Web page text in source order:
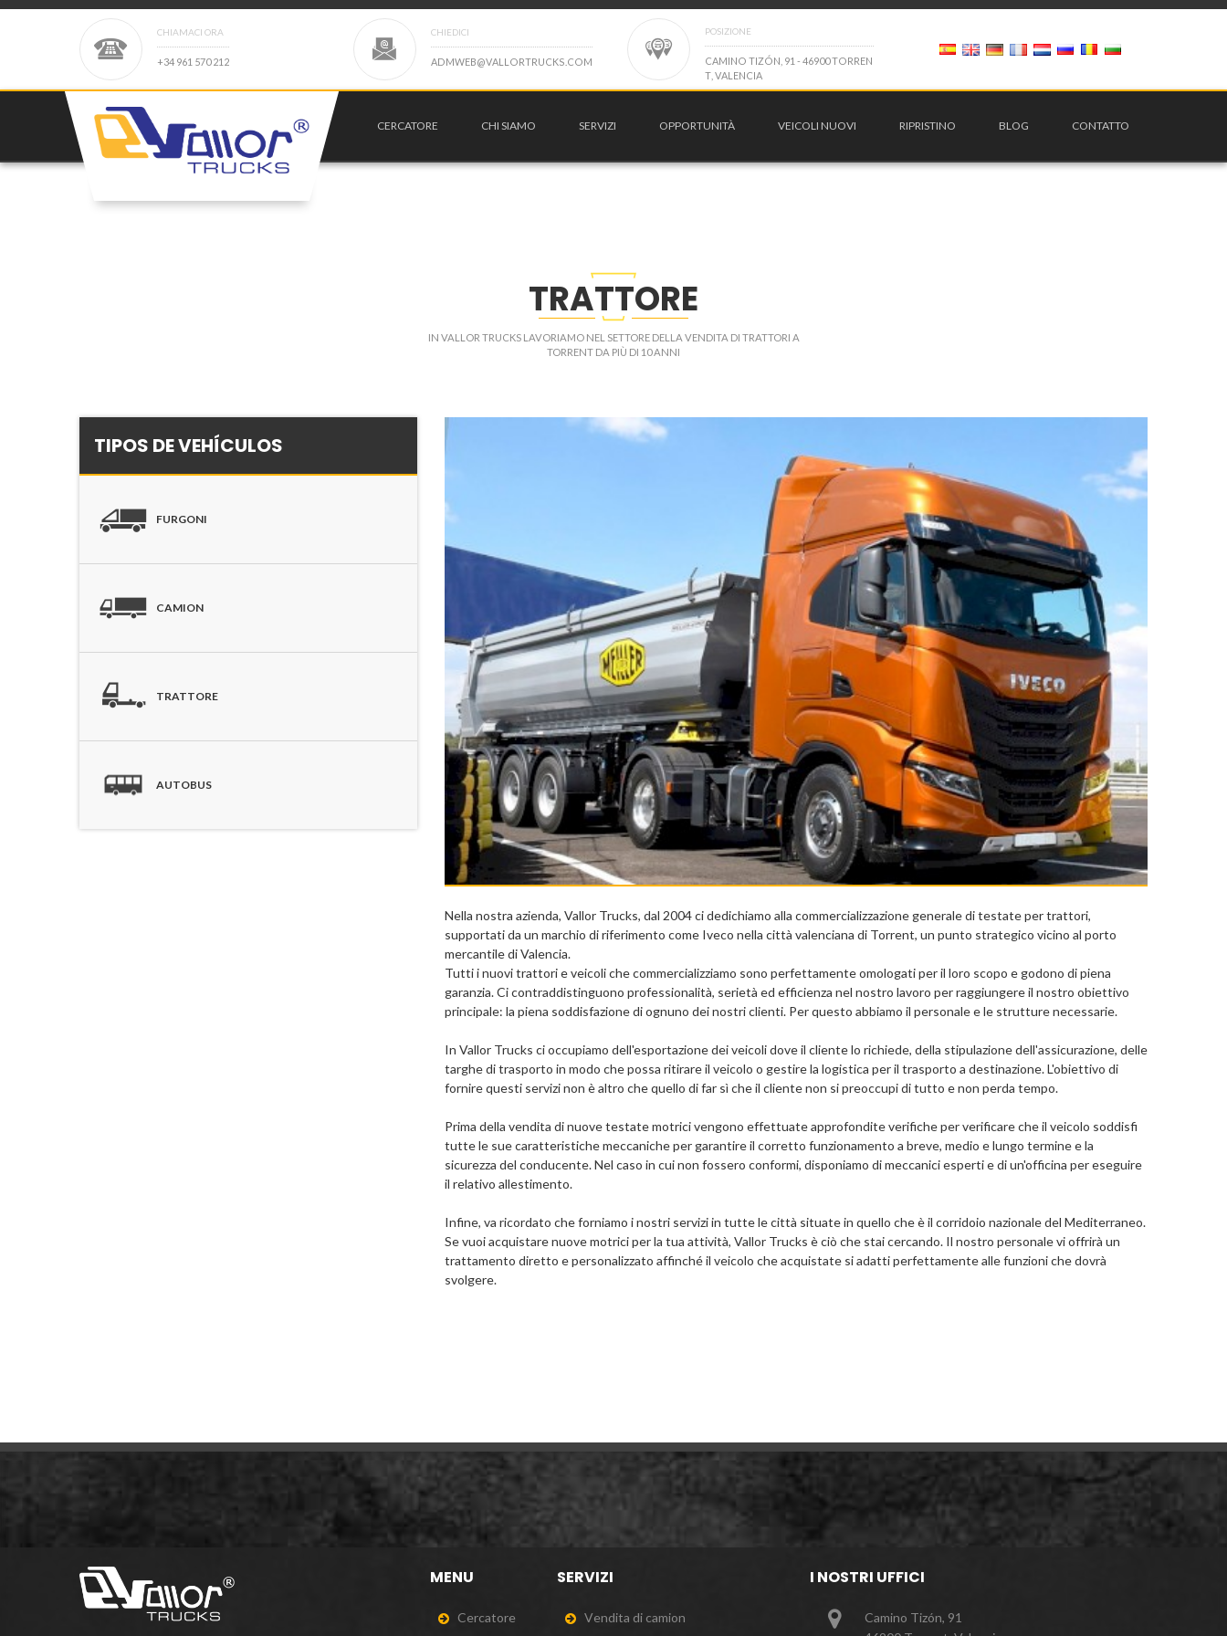
CHIAMACI ORA
+34 961 570 21 2
CHIEDICI
ADMWEB@VAL L ORTRUCKS COM
POSIZIONE
CAMINO TIZÓN 91 - 46900TORREN
T, VAL ENCIA
CERCATORE CHI SIAMO SERVIZI OPPORTUNITÀ VEICOLI NUOVI RIPRISTINO BLOG CONTATTO
TRATTORE
IN VALLOR TRUCKS LAVORIAMO NEL SETTORE DELLA VENDITA DI TRATTORI A
TORRENT DA PIÙ DI 10 ANNI
Nella nostra azienda, Vallor Trucks, dal 2004 ci dedichiamo alla commercializzazione generale di testate per trattori,
supportati da un marchio di riferimento come Iveco nella città valenciana di Torrent, un punto strategico vicino al porto
mercantile di Valencia.
Tutti i nuovi trattori e veicoli che commercializziamo sono perfettamente omologati per il loro scopo e godono di piena
garanzia. Ci contraddistinguono professionalità, serietà ed efficienza nel nostro lavoro per raggiungere il nostro obiettivo
principale: la piena soddisfazione di ognuno dei nostri clienti. Per questo abbiamo il personale e le strutture necessarie.
In Vallor Trucks ci occupiamo dell'esportazione dei veicoli dove il cliente lo richiede, della stipulazione dell'assicurazione, delle
targhe di trasporto in modo che possa ritirare il veicolo o gestire la logistica per il trasporto a destinazione. L'obiettivo di
fornire questi servizi non è altro che quello di far sì che il cliente non si preoccupi di tutto e non perda tempo.
Prima della vendita di nuove testate motrici vengono effettuate approfondite verifiche per verificare che il veicolo soddisfi
tutte le sue caratteristiche meccaniche per garantire il corretto funzionamento a breve, medio e lungo termine e la
sicurezza del conducente. Nel caso in cui non fossero conformi, disponiamo di meccanici esperti e di un'officina per eseguire
il relativo allestimento.
Infine, va ricordato che forniamo i nostri servizi in tutte le città situate in quello che è il corridoio nazionale del Mediterraneo.
Se vuoi acquistare nuove motrici per la tua attività, Vallor Trucks è ciò che stai cercando. Il nostro personale vi offrirà un
trattamento diretto e personalizzato affinché il veicolo che acquistate si adatti perfettamente alle funzioni che dovrà
svolgere.
TIPOS DE VEHÍCULOS
FURGONI
CAMION
TRATTORE
AUTOBUS
MENU
Cercatore
SERVIZI
Vendita di camion
I NOSTRI UFFICI
Camino Tizón, 91